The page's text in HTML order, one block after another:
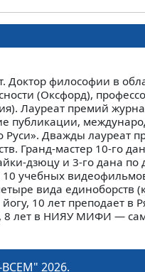
Доктор философии в
(Оксфорд),
Лауреат премий
публикации,
Руси». Дважды
Гранд-мастер 10-го
дзюцу и 3-го дана по
учебных
вида единоборств
10 лет преподает в
8 лет в НИЯУ МИФИ —
2026.